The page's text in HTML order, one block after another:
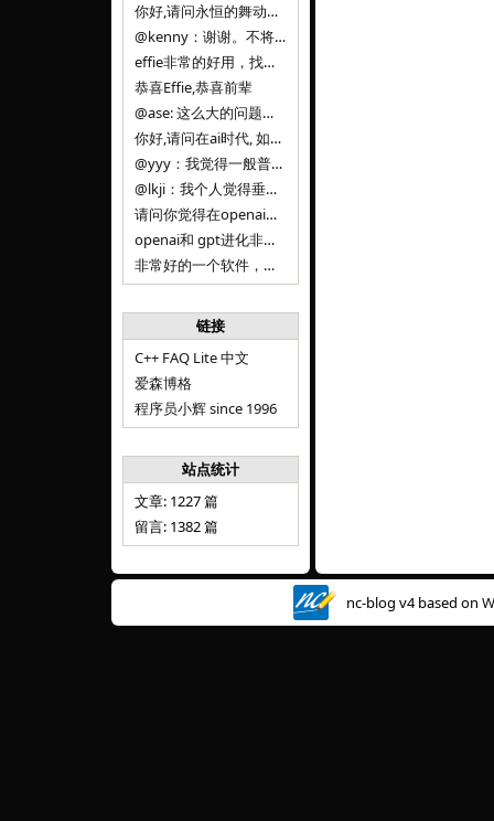
你好,请问永恒的舞动什么时候可以出版纸质书,或者登陆微信读书.另外小说内容能不能更大气一些,不要只是局限于与一对男女的爱情和ai安
@kenny：谢谢。不将GIF显示为动图，主要是考虑到Effie本身的“极简、无干扰”的设计哲学，动图无疑是“干扰”之一。
effie非常的好用，找了很多年，终于找到这款，已经推荐给身边不少朋友使用和付费。有个小建议，文档里面是否可以增加gif的动图显示
恭喜Effie,恭喜前辈
@ase: 这么大的问题，我觉得我并没有答案。又或者说，每个人（公司）有自己的答案。
你好,请问在ai时代, 如何做软件. 是像以前那样,先构建软件的功能界面和服务,比如Office,嘀嘀打车,airbnb那样的界面
@yyy：我觉得一般普通人（非技术类以及非AI专业领域的人）会接触到的大语言模型肯定是大厂的超级模型。开源模型以后会更多被用在垂直
@lkji：我个人觉得垂直模型会自成一条发展线路的。AI 落地实际应用，一定还是垂直领域会更多。只是，垂直领域每个领域都不大，所以
请问你觉得在openai大语言模型一日千里的情况下，人们还需要去了解学习理解使用开源模型吗，还是说只需要使用openai的大语言模
openai和 gpt进化非常快， 还有垂直模型的机会吗
非常好的一个软件，恭喜。
链接
C++ FAQ Lite 中文
爱森博格
程序员小辉 since 1996
站点统计
文章: 1227 篇
留言: 1382 篇
nc-blog v4 based on